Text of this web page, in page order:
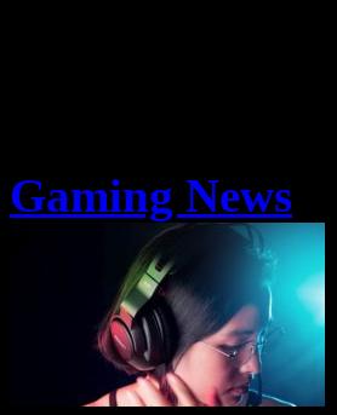
Gaming News